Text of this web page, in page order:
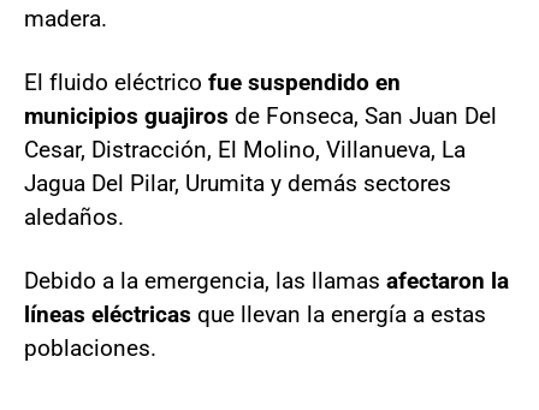
madera.
El fluido eléctrico fue suspendido en
municipios guajiros de Fonseca, San Juan Del
Cesar, Distracción, El Molino, Villanueva, La
Jagua Del Pilar, Urumita y demás sectores
aledaños.
Debido a la emergencia, las llamas afectaron la
líneas eléctricas que llevan la energía a estas
poblaciones.